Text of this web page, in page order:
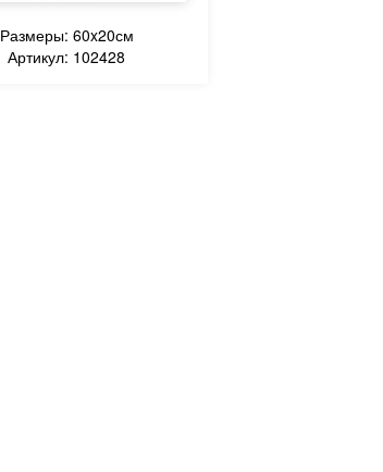
Размеры: 60x20см
Артикул: 102428